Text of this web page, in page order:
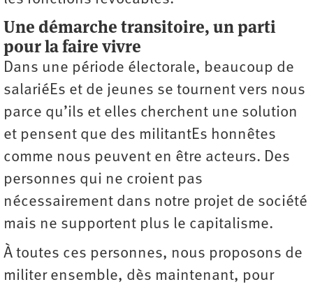
Une démarche transitoire, un parti
pour la faire vivre
Dans une période électorale, beaucoup de
salariéEs et de jeunes se tournent vers nous
parce qu’ils et elles cherchent une solution
et pensent que des militantEs honnêtes
comme nous peuvent en être acteurs. Des
personnes qui ne croient pas
nécessairement dans notre projet de société
mais ne supportent plus le capitalisme.
À toutes ces personnes, nous proposons de
militer ensemble, dès maintenant, pour